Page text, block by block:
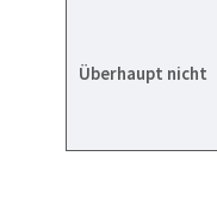
Überhaupt nicht